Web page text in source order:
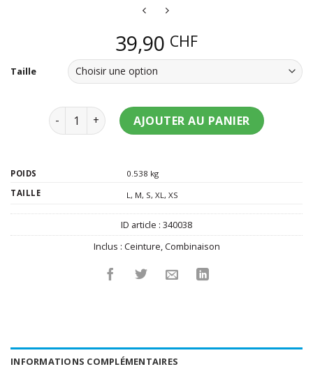
39,90 CHF
Taille
quantité de Déguisement gardien du jeu Squid
AJOUTER AU PANIER
POIDS
0.538 kg
TAILLE
L, M, S, XL, XS
ID article : 340038
Inclus : Ceinture,Combinaison
INFORMATIONS COMPLÉMENTAIRES